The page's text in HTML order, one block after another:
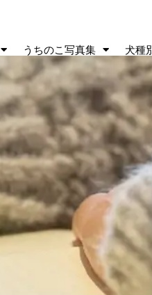
うちのこ写真集 犬種